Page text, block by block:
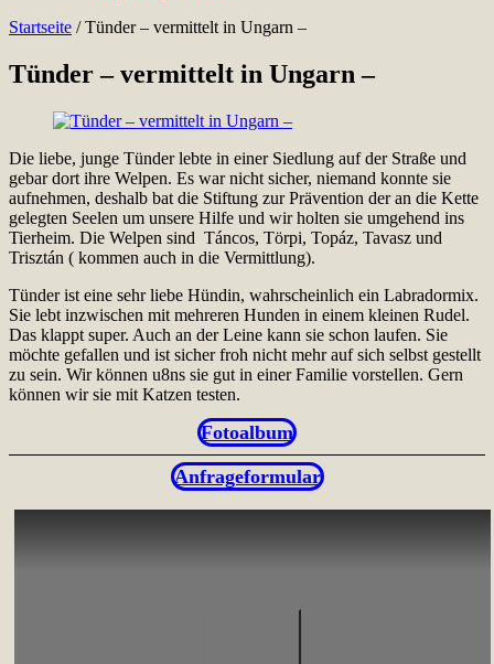
Startseite /Tünder – vermittelt in Ungarn –
Tünder – vermittelt in Ungarn –
Die liebe, junge Tünder lebte in einer Siedlung auf der Straße und
gebar dort ihre Welpen. Es war nicht sicher, niemand konnte sie
aufnehmen, deshalb bat die Stiftung zur Prävention der an die Kette
gelegten Seelen um unsere Hilfe und wir holten sie umgehend ins
Tierheim. Die Welpen sind Táncos, Törpi, Topáz, Tavasz und
Trisztán ( kommen auch in die Vermittlung).
Tünder ist eine sehr liebe Hündin, wahrscheinlich ein Labradormix.
Sie lebt inzwischen mit mehreren Hunden in einem kleinen Rudel.
Das klappt super. Auch an der Leine kann sie schon laufen. Sie
möchte gefallen und ist sicher froh nicht mehr auf sich selbst gestellt
zu sein. Wir können u8ns sie gut in einer Familie vorstellen. Gern
können wir sie mit Katzen testen.
Fotoalbum
Anfrageformular